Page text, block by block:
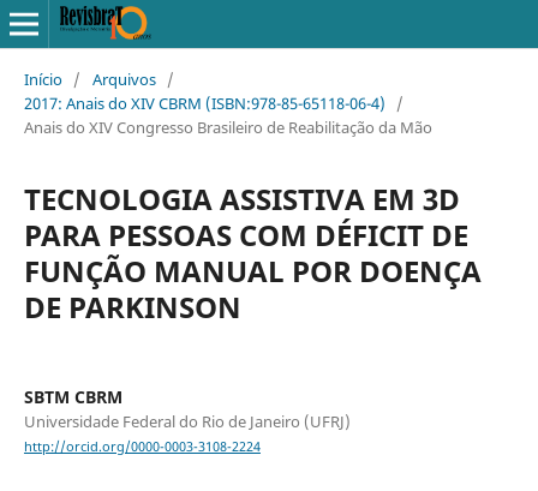
Início / Arquivos /
2017: Anais do XIV CBRM (ISBN:978-85-65118-06-4)
/
Anais do XIV Congresso Brasileiro de Reabilitação da Mão
TECNOLOGIA ASSISTIVA EM 3D
PARA PESSOAS COM DÉFICIT DE
FUNÇÃO MANUAL POR DOENÇA
DE PARKINSON
SBTM CBRM
Universidade Federal do Rio de Janeiro (UFRJ)
http://orcid.org/0000-0003-3108-2224